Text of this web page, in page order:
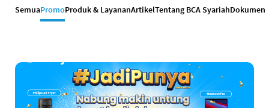
SemuaPromoProduk & LayananArtikelTentang BCA SyariahDokumen